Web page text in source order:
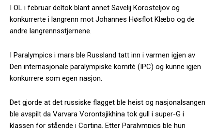
I OL i februar deltok blant annet Savelij Korosteljov og
konkurrerte i langrenn mot Johannes Høsflot Klæbo og de
andre langrennsstjernene.
I Paralympics i mars ble Russland tatt inn i varmen igjen av
Den internasjonale paralympiske komité (IPC) og kunne igjen
konkurrere som egen nasjon.
Det gjorde at det russiske flagget ble heist og nasjonalsangen
ble avspilt da Varvara Vorontsjikhina tok gull i super-G i
klassen for stående i Cortina. Etter Paralympics ble hun